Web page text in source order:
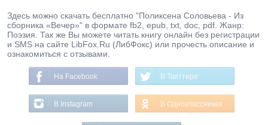
Здесь можно скачать бесплатно "Поликсена Соловьева - Из
сборника «Вечер»" в формате fb2, epub, txt, doc, pdf. Жанр:
Поэзия. Так же Вы можете читать книгу онлайн без регистрации
и SMS на сайте LibFox.Ru (ЛибФокс) или прочесть описание и
ознакомиться с отзывами.
На Facebook В Твиттере
В Instagram В Одноклассниках